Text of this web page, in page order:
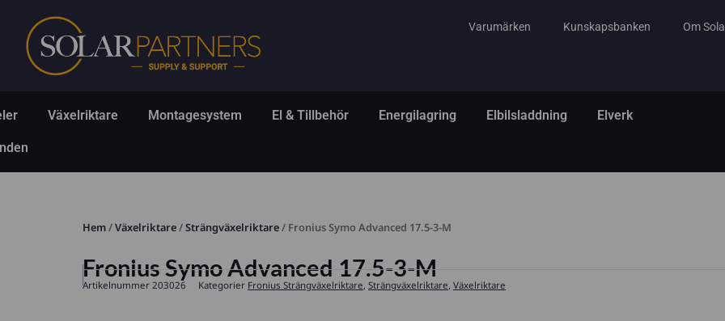
innehåll
Varumärken Kunskapsbanken Om
Öppna Solpaneler
Växelriktare Öppna Växelriktare
Montagesystem Öppna Montagesystem
El & Tillbehör Öppna El & Tillbehör
Energilagring Öppna Energilagring
Elbilsladdning Öppna Elbilsladdning
Elverk
Hem/Växelriktare/Strängväxelriktare/ Fronius Symo Advanced 17.5-3-M
Fronius Symo Advanced 17.5-3-M
Artikelnummer 203026 Kategorier Fronius Strängväxelriktare, Strängväxelriktare, Växelriktare